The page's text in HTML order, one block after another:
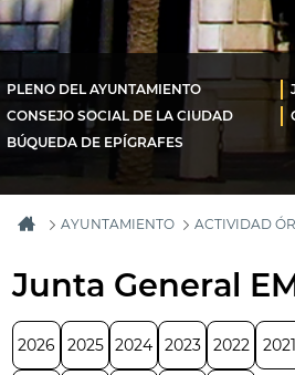
PLENO DEL AYUNTAMIENTO
CONSEJO SOCIAL DE LA CIUDAD
BÚQUEDA DE EPÍGRAFES
AYUNTAMIENTO ACTIVIDAD
Junta General
2026 2025 2024 2023 2022 2021